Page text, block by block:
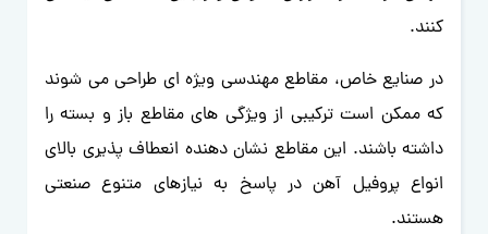
کنند.
در صنایع خاص، مقاطع مهندسی ویژه ای طراحی می شوند
که ممکن است ترکیبی از ویژگی های مقاطع باز و بسته را
داشته باشند. این مقاطع نشان دهنده انعطاف پذیری بالای
انواع پروفیل آهن در پاسخ به نیازهای متنوع صنعتی
هستند.